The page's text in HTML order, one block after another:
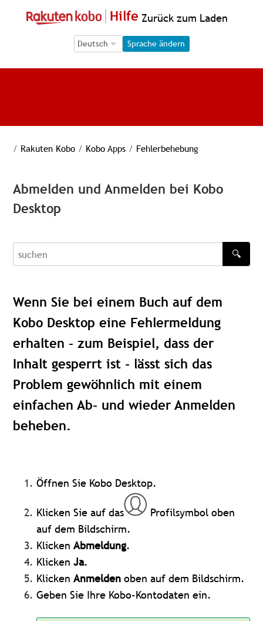
Hilfe Zurück zum Laden
Language Selection
Language Selection
Sprache ändern
/ Rakuten Kobo / Kobo Apps / Fehlerbehebung
Abmelden und Anmelden bei Kobo
Desktop
recherche
🔍
Wenn Sie bei einem Buch auf dem
Kobo Desktop eine Fehlermeldung
erhalten - zum Beispiel, dass der
Inhalt gesperrt ist - lässt sich das
Problem gewöhnlich mit einem
einfachen Ab- und wieder Anmelden
beheben.
Öffnen Sie Kobo Desktop.
Klicken Sie auf das
Profilsymbol oben
auf dem Bildschirm.
KlickenAbmeldung.
KlickenJa.
KlickenAnmelden oben auf dem Bildschirm.
Geben Sie Ihre Kobo-Kontodaten ein.